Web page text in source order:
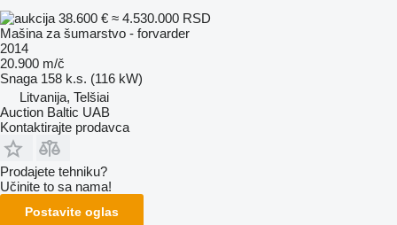
38.600 € ≈ 4.530.000 RSD
Mašina za šumarstvo - forvarder
2014
20.900 m/č
Snaga 158 k.s. (116 kW)
Litvanija, Telšiai
Auction Baltic UAB
Kontaktirajte prodavca
Prodajete tehniku?
Učinite to sa nama!
Postavite oglas